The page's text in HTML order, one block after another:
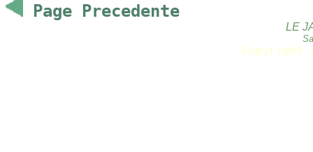
Page Precedente
LE
Copyright